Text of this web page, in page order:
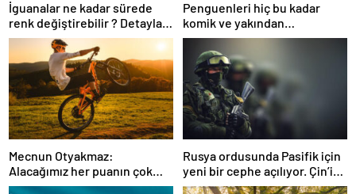
İguanalar ne kadar sürede
renk değiştirebilir ? Detaylar
burada…
Penguenleri hiç bu kadar
komik ve yakından
görmemiştiniz
Mecnun Otyakmaz:
Alacağımız her puanın çok
önemi var
Rusya ordusunda Pasifik için
yeni bir cephe açılıyor. Çin’in
ilk tepkisi!